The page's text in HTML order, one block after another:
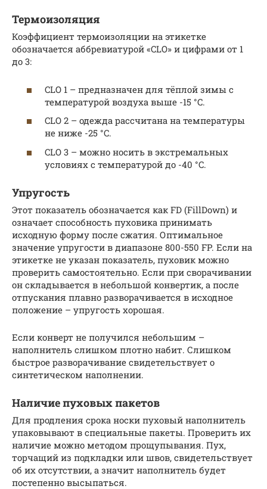
Термоизоляция
Коэффициент термоизоляции на этикетке
обозначается аббревиатурой «CLO» и цифрами от 1
до 3:
CLO 1 – предназначен для тёплой зимы с
температурой воздуха выше -15 °C.
CLO 2 – одежда рассчитана на температуры
не ниже -25 °C.
CLO 3 – можно носить в экстремальных
условиях с температурой до -40 °C.
Упругость
Этот показатель обозначается как FD (FillDown) и
означает способность пуховика принимать
исходную форму после сжатия. Оптимальное
значение упругости в диапазоне 800-550 FP. Если на
этикетке не указан показатель, пуховик можно
проверить самостоятельно. Если при сворачивании
он складывается в небольшой конвертик, а после
отпускания плавно разворачивается в исходное
положение – упругость хорошая.
Если конверт не получился небольшим –
наполнитель слишком плотно набит. Слишком
быстрое разворачивание свидетельствует о
синтетическом наполнении.
Наличие пуховых пакетов
Для продления срока носки пуховый наполнитель
упаковывают в специальные пакеты. Проверить их
наличие можно методом прощупывания. Пух,
торчащий из подкладки или швов, свидетельствует
об их отсутствии, а значит наполнитель будет
постепенно высыпаться.